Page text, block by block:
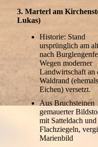
3. Marterl am
Lukas)
Historie: Stand
ursprünglich am
nach
Wegen moderner
Landwirtschaft an
Waldrand
Eichen) versetzt.
Aus Bruchsteinen
gemauerter
mit Satteldach
Flachziegeln,
Marienbild